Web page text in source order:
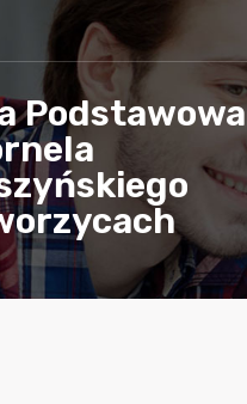
Podstawowa